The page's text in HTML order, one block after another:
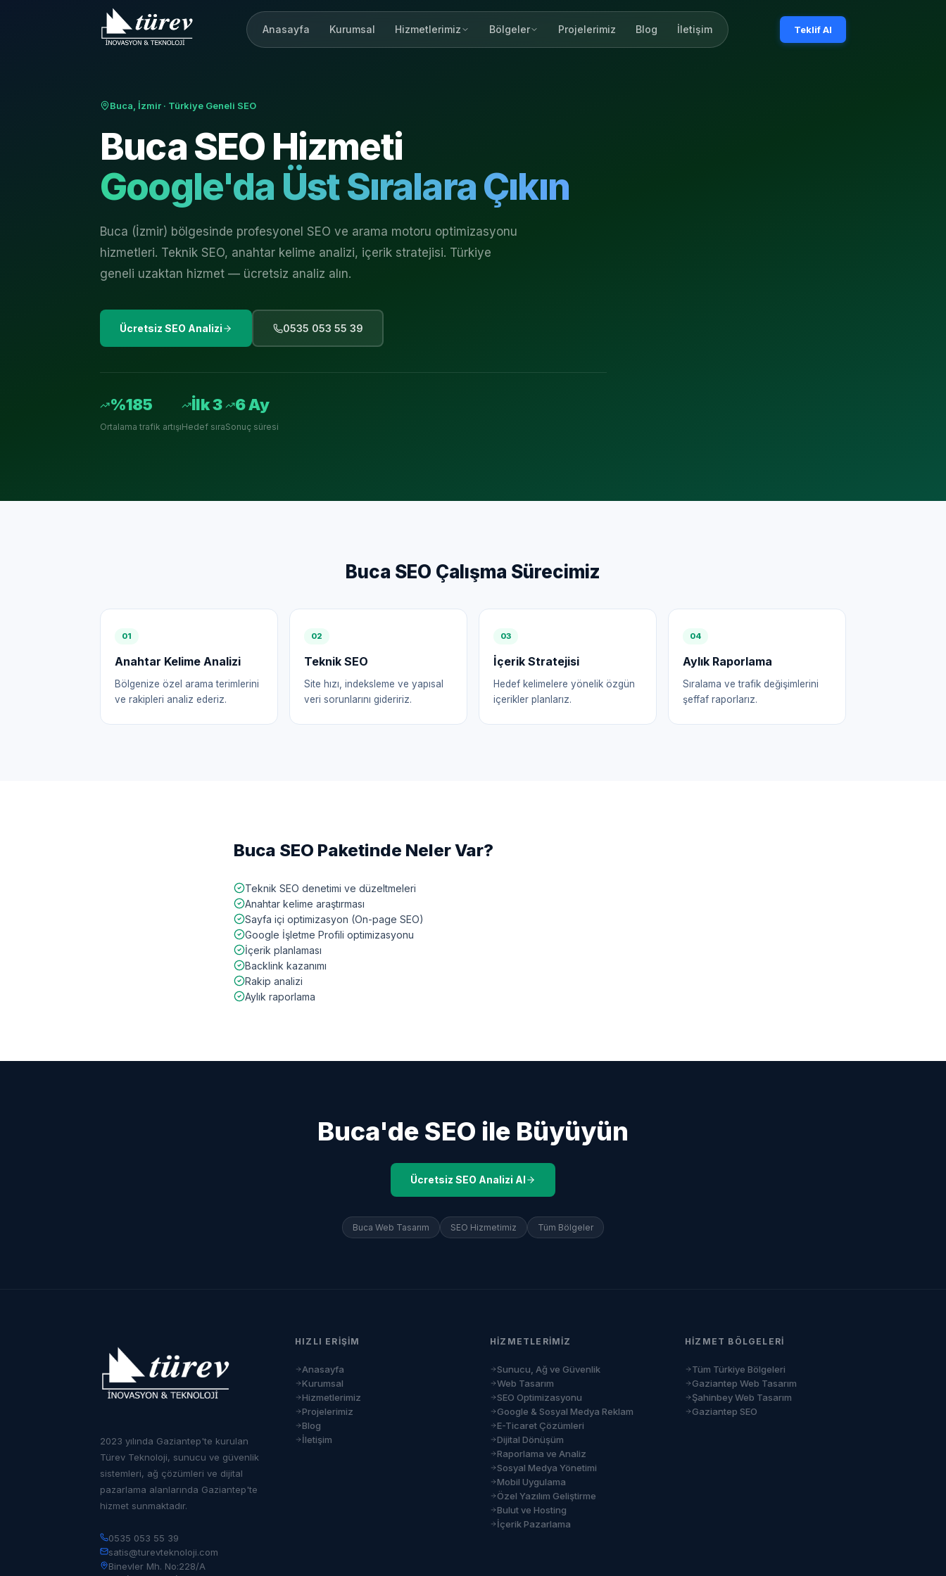
Anasayfa Kurumsal Hizmetlerimiz Bölgeler Projelerimiz Blog İletişim Teklif Al
Buca, İzmir · Türkiye Geneli SEO
BucaSEO Hizmeti
Google'da Üst Sıralara Çıkın
Buca (İzmir) bölgesinde profesyonel SEO ve arama motoru optimizasyonu
hizmetleri. Teknik SEO, anahtar kelime analizi, içerik stratejisi. Türkiye
geneli uzaktan hizmet — ücretsiz analiz alın.
Ücretsiz SEO Analizi 0535 053 55 39
%185
Ortalama trafik artışı
İlk 3
Hedef sıra
6 Ay
Sonuç süresi
Buca SEO Çalışma Sürecimiz
01
Anahtar Kelime Analizi
Bölgenize özel arama terimlerini
ve rakipleri analiz ederiz.
02
Teknik SEO
Site hızı, indeksleme ve yapısal
veri sorunlarını gideririz.
03
İçerik Stratejisi
Hedef kelimelere yönelik özgün
içerikler planlarız.
04
Aylık Raporlama
Sıralama ve trafik değişimlerini
şeffaf raporlarız.
Buca SEO Paketinde Neler Var?
Teknik SEO denetimi ve düzeltmeleri
Anahtar kelime araştırması
Sayfa içi optimizasyon (On-page SEO)
Google İşletme Profili optimizasyonu
İçerik planlaması
Backlink kazanımı
Rakip analizi
Aylık raporlama
Buca'de SEO ile Büyüyün
Ücretsiz SEO Analizi Al
Buca Web Tasarım SEO Hizmetimiz Tüm Bölgeler
2023 yılında Gaziantep'te kurulan
Türev Teknoloji, sunucu ve güvenlik
sistemleri, ağ çözümleri ve dijital
pazarlama alanlarında Gaziantep'te
hizmet sunmaktadır.
0535 053 55 39
satis@turevteknoloji.com
Binevler Mh. No:228/A
HIZLI ERIŞIM
Anasayfa
Kurumsal
Hizmetlerimiz
Projelerimiz
Blog
İletişim
HIZMETLERIMIZ
Sunucu, Ağ ve Güvenlik
Web Tasarım
SEO Optimizasyonu
Google & Sosyal Medya Reklam
E-Ticaret Çözümleri
Dijital Dönüşüm
Raporlama ve Analiz
Sosyal Medya Yönetimi
Mobil Uygulama
Özel Yazılım Geliştirme
Bulut ve Hosting
İçerik Pazarlama
HIZMET BÖLGELERI
Tüm Türkiye Bölgeleri
Gaziantep Web Tasarım
Şahinbey Web Tasarım
Gaziantep SEO